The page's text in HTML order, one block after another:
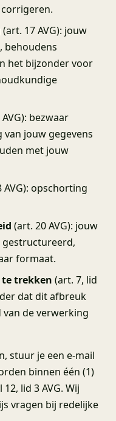
(art. 17 AVG): jouw
behoudens
het bijzonder voor
bezwaar
jouw gegevens
met jouw
AVG): opschorting
(art. 20 AVG): jouw
gestructureerd,
formaat.
trekken (art. 7, lid
dat dit afbreuk
de verwerking
stuur je een e-mail
binnen één (1)
lid 3 AVG. Wij
vragen bij redelijke